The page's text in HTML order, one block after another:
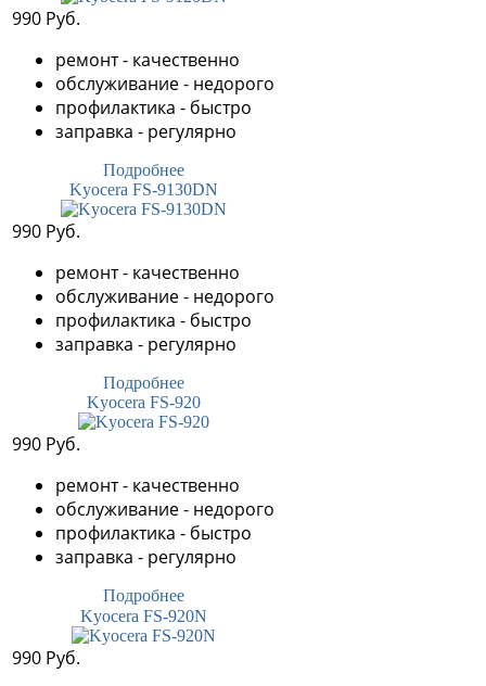
990 Руб.
ремонт - качественно
обслуживание - недорого
профилактика - быстро
заправка - регулярно
Подробнее
Kyocera FS-9130DN
990 Руб.
ремонт - качественно
обслуживание - недорого
профилактика - быстро
заправка - регулярно
Подробнее
Kyocera FS-920
990 Руб.
ремонт - качественно
обслуживание - недорого
профилактика - быстро
заправка - регулярно
Подробнее
Kyocera FS-920N
990 Руб.